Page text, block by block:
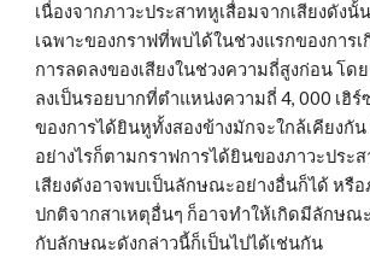
เนื่องจากภาวะประสาทหูเสื่อมจากเสียงดัง
เฉพาะของกราฟที่พบได้ในช่วงแรกของการ
การลดลงของเสียงในช่วงความถี่สูงก่อน โด
ลงเป็นรอยบากที่ตำแหน่งความถี่ 4, 000 เฮิร์
ของการได้ยินหูทั้งสองข้างมักจะใกล้เคียงกั
อย่างไรก็ตามกราฟการได้ยินของภาวะประ
เสียงดังอาจพบเป็นลักษณะอย่างอื่นก็ได้ หรื
ปกติจากสาเหตุอื่นๆ ก็อาจทำให้เกิดมีลักษณ
กับลักษณะดังกล่าวนี้ก็เป็นไปได้เช่นกัน